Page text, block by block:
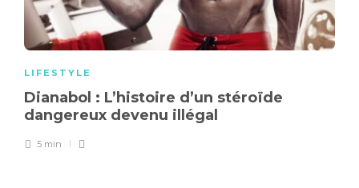
LIFESTYLE
Dianabol : L’histoire d’un stéroïde
dangereux devenu illégal
5 min